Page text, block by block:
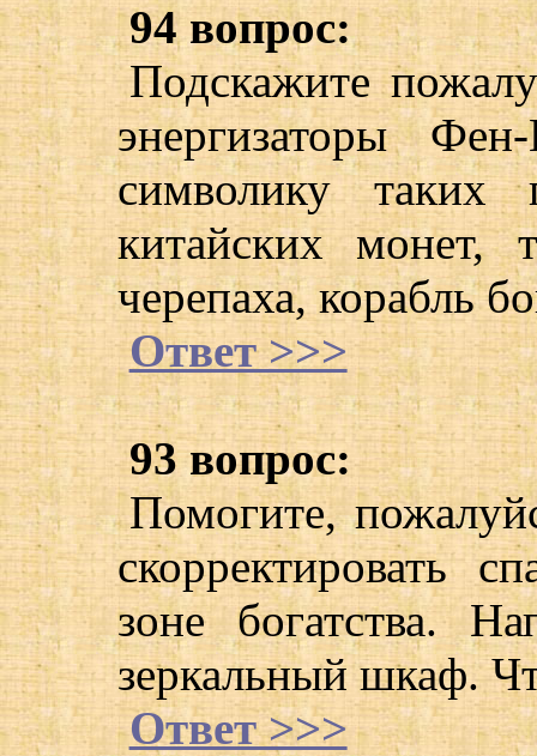
94 вопрос:
Подскажите
энергизаторы
символику
китайских монет,
черепаха, корабль
Ответ >>>
93 вопрос:
Помогите,
скорректировать
зоне богатства.
зеркальный шкаф.
Ответ >>>